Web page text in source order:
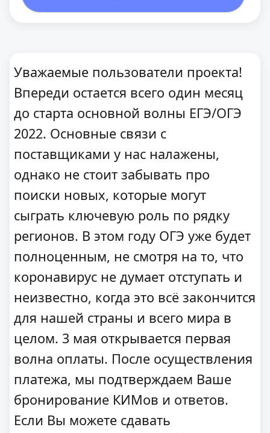
Уважаемые пользователи проекта!
Впереди остается всего один месяц
до старта основной волны ЕГЭ/ОГЭ
2022. Основные связи с
поставщиками у нас налажены,
однако не стоит забывать про
поиски новых, которые могут
сыграть ключевую роль по рядку
регионов. В этом году ОГЭ уже будет
полноценным, не смотря на то, что
коронавирус не думает отступать и
неизвестно, когда это всё закончится
для нашей страны и всего мира в
целом. 3 мая открывается первая
волна оплаты. После осуществления
платежа, мы подтверждаем Ваше
бронирование КИМов и ответов.
Если Вы можете сдавать